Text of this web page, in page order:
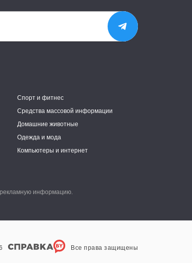
Спорт и фитнес
Средства массовой информации
Домашние животные
Одежда и мода
Компьютеры и интернет
рекламную информацию.
Все права защищены